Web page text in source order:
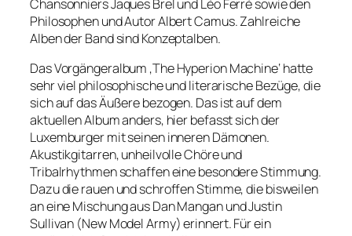
Chansonniers Jaques Brel und Léo Ferré sowie den
Philosophen und Autor Albert Camus. Zahlreiche
Alben der Band sind Konzeptalben.
Das Vorgängeralbum ‚The Hyperion Machine‘ hatte
sehr viel philosophische und literarische Bezüge, die
sich auf das Äußere bezogen. Das ist auf dem
aktuellen Album anders, hier befasst sich der
Luxemburger mit seinen inneren Dämonen.
Akustikgitarren, unheilvolle Chöre und
Tribalrhythmen schaffen eine besondere Stimmung.
Dazu die rauen und schroffen Stimme, die bisweilen
an eine Mischung aus Dan Mangan und Justin
Sullivan (New Model Army) erinnert. Für ein